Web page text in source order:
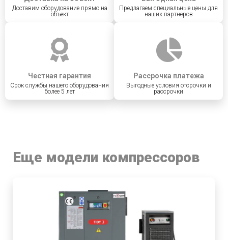
Доставим оборудование прямо на
объект
Предлагаем специальные цены для
наших партнеров
Честная гарантия
Срок службы нашего оборудования
более 5 лет
Рассрочка платежа
Выгодные условия отсрочки и
рассрочки
Еще модели компрессоров